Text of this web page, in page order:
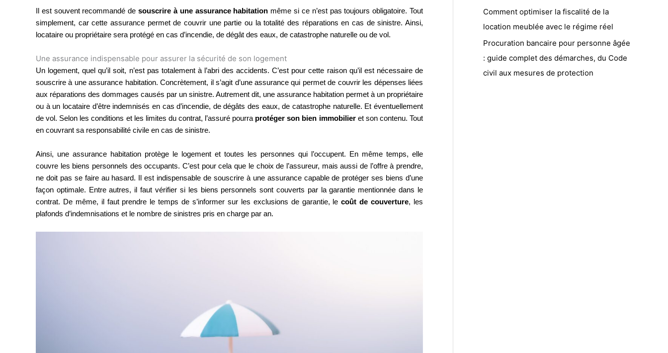
Il est souvent recommandé desouscrire à une assurance habitation même si ce n’est pas toujours obligatoire. Tout
simplement, car cette assurance permet de couvrir une partie ou la totalité des réparations en cas de sinistre. Ainsi,
locataire ou propriétaire sera protégé en cas d’incendie, de dégât des eaux, de catastrophe naturelle ou de vol.
Une assurance indispensable pour assurer la sécurité de son logement
Un logement, quel qu’il soit, n’est pas totalement à l’abri des accidents. C’est pour cette raison qu’il est nécessaire de
souscrire à une assurance habitation. Concrètement, il s’agit d’une assurance qui permet de couvrir les dépenses liées
aux réparations des dommages causés par un sinistre. Autrement dit, une assurance habitation permet à un propriétaire
ou à un locataire d’être indemnisés en cas d’incendie, de dégâts des eaux, de catastrophe naturelle. Et éventuellement
de vol. Selon les conditions et les limites du contrat, l’assuré pourra protéger son bien immobilieret son contenu. Tout
en couvrant sa responsabilité civile en cas de sinistre.
Ainsi, une assurance habitation protège le logement et toutes les personnes qui l’occupent. En même temps, elle
couvre les biens personnels des occupants. C’est pour cela que le choix de l’assureur, mais aussi de l’offre à prendre,
ne doit pas se faire au hasard. Il est indispensable de souscrire à une assurance capable de protéger ses biens d’une
façon optimale. Entre autres, il faut vérifier si les biens personnels sont couverts par la garantie mentionnée dans le
contrat. De même, il faut prendre le temps de s’informer sur les exclusions de garantie, lecoût de couverture, les
plafonds d’indemnisations et le nombre de sinistres pris en charge par an.
Comment optimiser la fiscalité de la
location meublée avec le régime réel
Procuration bancaire pour personne âgée
: guide complet des démarches, du Code
civil aux mesures de protection